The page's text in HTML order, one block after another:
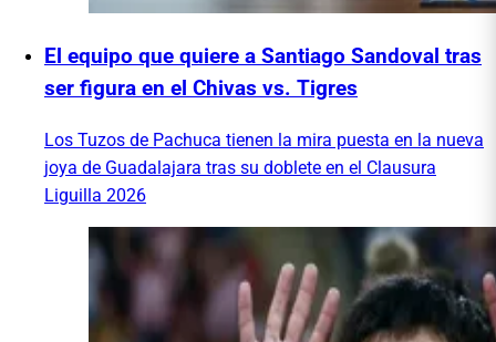
El equipo que quiere a Santiago Sandoval tras
ser figura en el Chivas vs. Tigres
Los Tuzos de Pachuca tienen la mira puesta en la nueva
joya de Guadalajara tras su doblete en el Clausura
Liguilla 2026